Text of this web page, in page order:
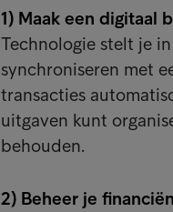
1) Maak een digitaal
Technologie stelt je
synchroniseren met
transacties
uitgaven kunt
behouden.
2) Beheer je